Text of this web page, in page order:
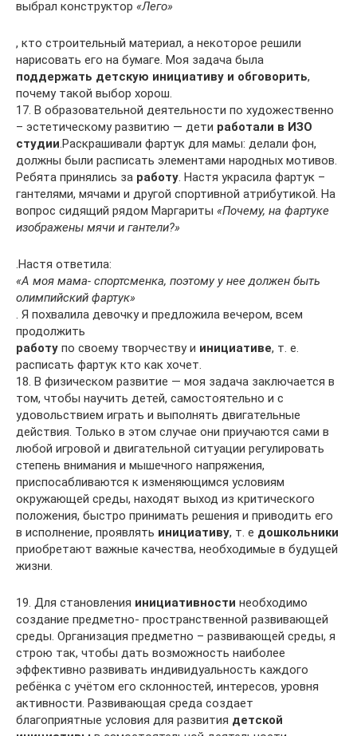
выбрал конструктор «Лего»
, кто строительный материал, а некоторое решили
нарисовать его на бумаге. Моя задача была
поддержать детскую инициативу и обговорить,
почему такой выбор хорош.
17. В образовательной деятельности по художественно
– эстетическому развитию — дети работали в ИЗО
студии.Раскрашивали фартук для мамы: делали фон,
должны были расписать элементами народных мотивов.
Ребята принялись за работу. Настя украсила фартук –
гантелями, мячами и другой спортивной атрибутикой. На
вопрос сидящий рядом Маргариты «Почему, на фартуке
изображены мячи и гантели?»
.Настя ответила:
«А моя мама- спортсменка, поэтому у нее должен быть
олимпийский фартук»
. Я похвалила девочку и предложила вечером, всем
продолжить
работу по своему творчеству и инициативе, т. е.
расписать фартук кто как хочет.
18. В физическом развитие — моя задача заключается в
том, чтобы научить детей, самостоятельно и с
удовольствием играть и выполнять двигательные
действия. Только в этом случае они приучаются сами в
любой игровой и двигательной ситуации регулировать
степень внимания и мышечного напряжения,
приспосабливаются к изменяющимся условиям
окружающей среды, находят выход из критического
положения, быстро принимать решения и приводить его
в исполнение, проявлять инициативу, т. е дошкольники
приобретают важные качества, необходимые в будущей
жизни.
19. Для становления инициативности необходимо
создание предметно- пространственной развивающей
среды. Организация предметно – развивающей среды, я
строю так, чтобы дать возможность наиболее
эффективно развивать индивидуальность каждого
ребёнка с учётом его склонностей, интересов, уровня
активности. Развивающая среда создает
благоприятные условия для развития детской